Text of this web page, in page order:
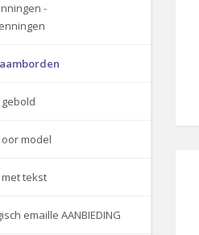
-
model
tekst
emaille AANBIEDING